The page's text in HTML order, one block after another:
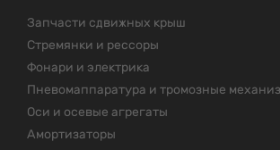
Запчасти сдвижных крыш
Стремянки и рессоры
Фонари и электрика
Пневомаппаратура и тромозные
Оси и осевые агрегаты
Амортизаторы